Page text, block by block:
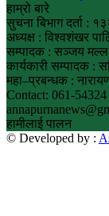
हाम्रो बारे
सुचना बिभाग दर्ता :
अध्यक्ष : विश्वशंखर
सम्पादक : सञ्जय मल्ल
कार्यकारी सम्पादक :
महा–प्रबन्धक :
Contact: 061-54324
हामीलाई पालन
© Developed by :